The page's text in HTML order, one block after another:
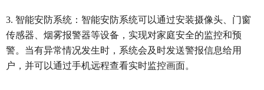
3. 智能安防系统：智能安防系统可以通过安装摄像头、门窗
传感器、烟雾报警器等设备，实现对家庭安全的监控和预
警。当有异常情况发生时，系统会及时发送警报信息给用
户，并可以通过手机远程查看实时监控画面。